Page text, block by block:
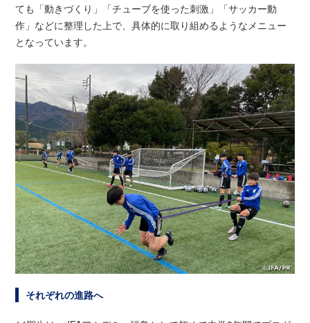
ても「動きづくり」「チューブを使った刺激」「サッカー動
作」などに整理した上で、具体的に取り組めるようなメニュー
となっています。
それぞれの進路へ